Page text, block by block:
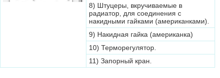
8) Штуцеры, вкручиваемые в
радиатор, для соединения с
накидными гайками (американками).
9) Накидная гайка (американка)
10) Терморегулятор.
11) Запорный кран.